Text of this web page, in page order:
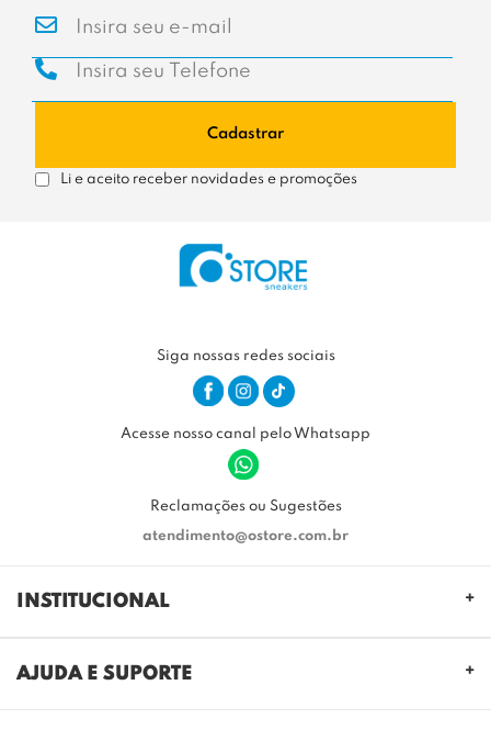
Cadastrar
Li e aceito receber novidades e promoções
Siga nossas redes sociais
Acesse nosso canal pelo Whatsapp
Reclamações ou Sugestões
atendimento@ostore.com.br
INSTITUCIONAL
AJUDA E SUPORTE